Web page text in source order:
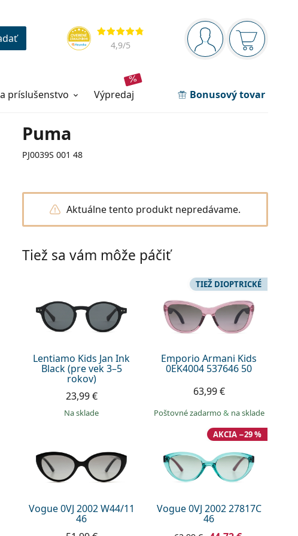
Navigačný panel
ste prihláseníNákupný
Hodnotenia
4,9/5
príslušenstvo výpredaj Bonusový tovar
Puma
PJ0039S 001 48
Aktuálne tento produkt nepredávame.
Tiež sa vám môže páčiť
Lentiamo Kids Jan Ink
Black (pre vek 3–5
rokov)
23,99 €
na sklade
Emporio Armani Kids
0EK4004 537646 50
TIEŽ DIOPTRICKÉ
63,99 €
Poštovné zadarmo& na sklade
Vogue 0VJ 2002 W44/11
46
Vogue 0VJ 2002 27817C
46
AKCIA −29 %